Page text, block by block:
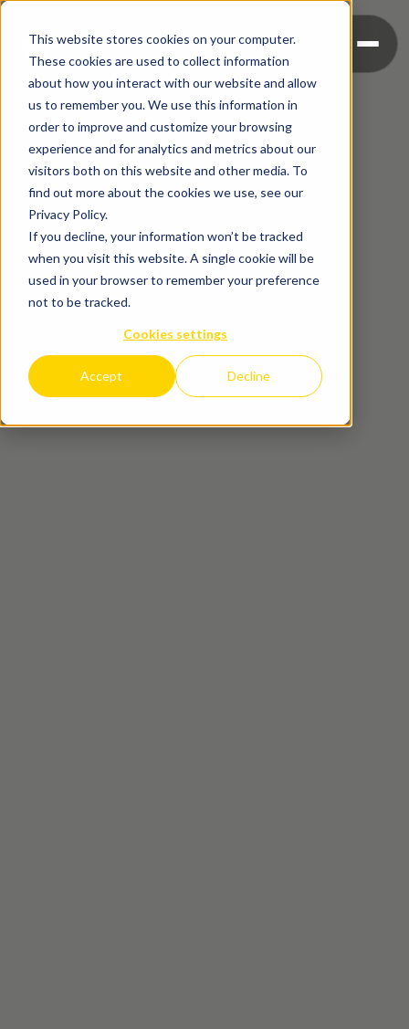
This website stores cookies on your computer.
These cookies are used to collect information
about how you interact with our website and allow
us to remember you. We use this information in
order to improve and customize your browsing
experience and for analytics and metrics about our
visitors both on this website and other media. To
find out more about the cookies we use, see our
Privacy Policy.
If you decline, your information won’t be tracked
when you visit this website. A single cookie will be
used in your browser to remember your preference
not to be tracked.
Cookies settings
Accept Decline